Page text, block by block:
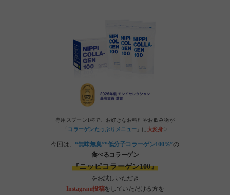
専用スプーン1杯で、お好きなお料理やお飲み物が
コラーゲンたっぷりメニュー 」に 大変身✨
今回は、 “無味無臭”“低分子コラーゲン100％”の
食べるコラーゲン
『ニッピコラーゲン100』
をお試しいただき
Instagram投稿をしていただける方を